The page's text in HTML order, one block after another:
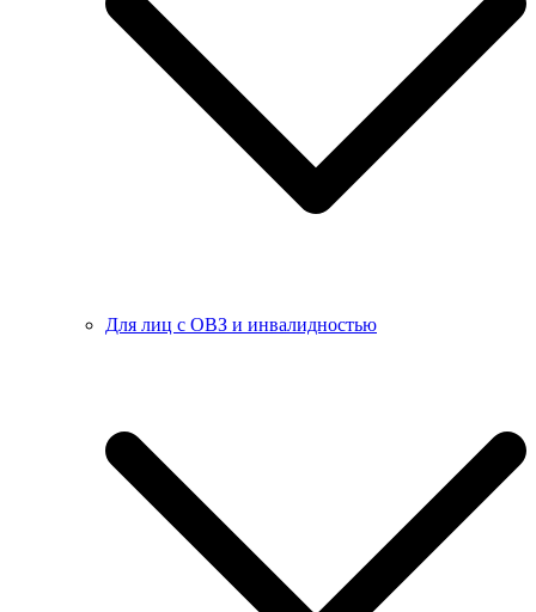
Для лиц с ОВЗ и инвалидностью